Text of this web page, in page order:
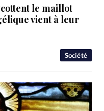
Société
le maillot
vient à leur